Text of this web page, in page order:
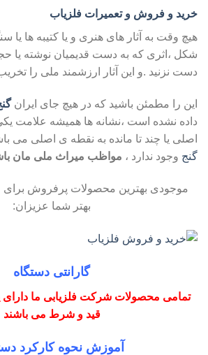
خرید و فروش و تعمیرات فلزیاب
هیچ وقت به آثار های هنری و یا کتیبه ها یا
شکل ،اثری که به دست قدیمیان نوشته یا
دست نزنید .و این آثار ارزشمند ملی را
این را مطمئن باشید که در هیچ جای ایران
داده نشده است ،نشانه ها همیشه علامت
اصلی یا چند تا مانده به نقطه ی اصلی می
گنج وجود ندارد ، مواظب میراث ملی مان
موجودی بهترین محصولات پرفروش
بهتر شما عزیزان:
گارانتی دستگاه
تمامی محصولات شرکت فلزیابی ما دارای
قید و شرط می باشند
آموزش نحوه کارکرد